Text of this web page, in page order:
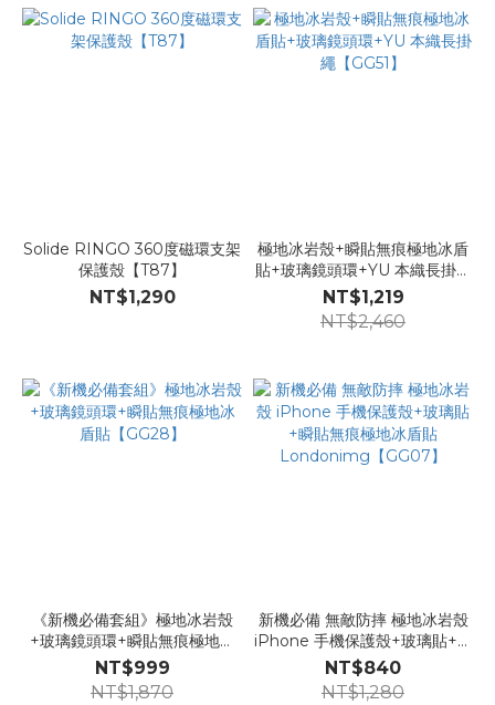
Solide RINGO 360度磁環支架
保護殼【T87】
NT$1,290
極地冰岩殼+瞬貼無痕極地冰盾
貼+玻璃鏡頭環+YU 本織長掛繩
【GG51】
NT$1,219
NT$2,460
《新機必備套組》極地冰岩殼
+玻璃鏡頭環+瞬貼無痕極地冰
盾貼【GG28】
NT$999
NT$1,870
新機必備 無敵防摔 極地冰岩殼
iPhone 手機保護殼+玻璃貼+瞬
貼無痕極地冰盾貼
Londonimg【GG07】
NT$840
NT$1,280